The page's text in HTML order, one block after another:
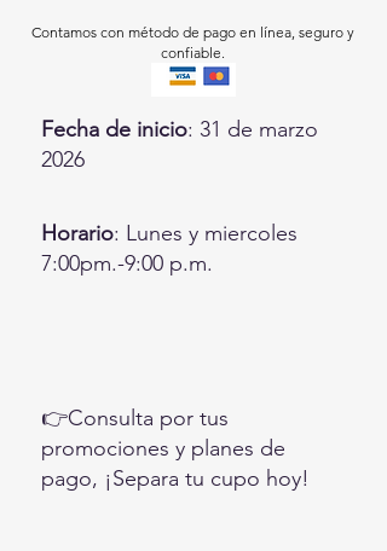
Contamos con método de pago en línea, seguro y
confiable.
Fecha de inicio: 31 de marzo
2026
Horario: Lunes y miercoles
7:00pm.-9:00 p.m.
👉Consulta por tus
promociones y planes de
pago, ¡Separa tu cupo hoy!